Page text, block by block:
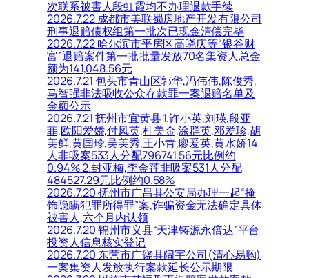
次联系被害人段虹霞均不办理退款手续
2026.7.22 成都市美联蜀房地产开发有限公司
刑事退赔债权组第一批次已现金清偿完毕
2026.7.22 哈尔滨市平房区高晓庆等“银谷财
富”退赔案件第一批批量发放70名集资人总金
额为141,048.56元
2026.7.21 包头市青山区郭华,冯伟伟,陈俊秀,
马智强非法吸收公众存款罪一案退赔名单及
金额公示
2026.7.21 抚州市宜黄县 1.许小英,刘瑛,段亚
菲,欧阳爱娇,付凤英,杜美金,涂群英,邓爱珍,胡
美鲜,黄国珍,吴美秀,王小青,廖爱英,黄水娇14
人非吸案533人分配796741.56元比例约
0.94% 2.封亚梅,李金莲非吸案531人分配
484527.29元比例约0.58%
2026.7.20 抚州市广昌县公安局办理一起“掩
饰隐瞒犯罪所得罪”案,诈骗资金无法确定具体
被害人,六个月内认领
2026.7.20 锦州市义县“天津铸源永倍达”平台
投资人信息核实登记
2026.7.20 东营市广饶县阔宇公司(清心易购)
一案集资人发放执行案款延长公示期限